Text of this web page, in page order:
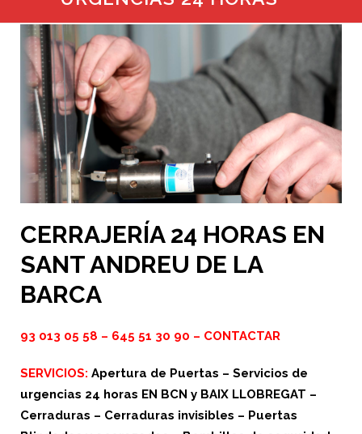
CERRAJERÍA 24 HORAS EN
SANT ANDREU DE LA
BARCA
93 013 05 58 – 645 51 30 90 – CONTACTAR
SERVICIOS: Apertura de Puertas – Servicios de
urgencias 24 horas EN BCN y BAIX LLOBREGAT –
Cerraduras – Cerraduras invisibles – Puertas